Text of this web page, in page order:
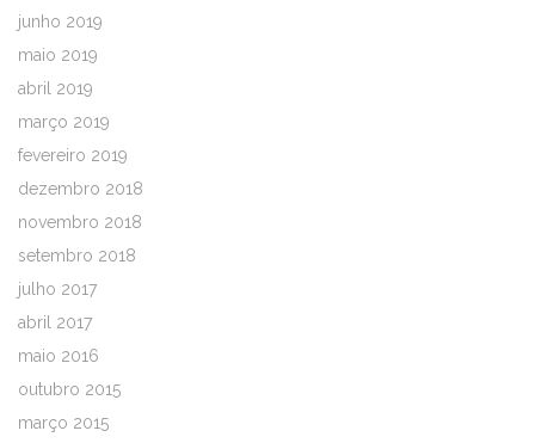
junho 2019
maio 2019
abril 2019
março 2019
fevereiro 2019
dezembro 2018
novembro 2018
setembro 2018
julho 2017
abril 2017
maio 2016
outubro 2015
março 2015